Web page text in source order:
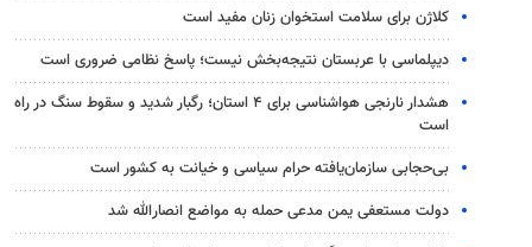
کلاژن برای سلامت استخوان زنان مفید است
دیپلماسی با عربستان نتیجه‌بخش نیست؛ پاسخ نظامی ضروری است
هشدار نارنجی هواشناسی برای ۴ استان؛ رگبار شدید و سقوط سنگ در راه
است
بی‌حجابی سازمان‌یافته حرام سیاسی و خیانت به کشور است
دولت مستعفی یمن مدعی حمله به مواضع انصارالله شد